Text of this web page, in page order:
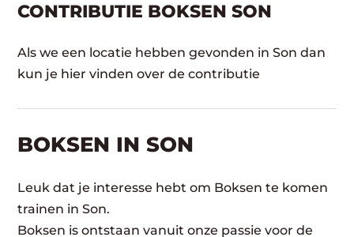
CONTRIBUTIE BOKSEN SON
Als we een locatie hebben gevonden in Son dan
kun je hier vinden over de contributie
BOKSEN IN SON
Leuk dat je interesse hebt om Boksen te komen
trainen in Son.
Boksen is ontstaan vanuit onze passie voor de